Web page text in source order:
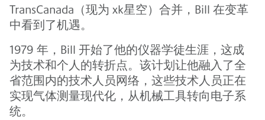
TransCanada（现为 xk星空）合并，Bill 在变革
中看到了机遇。
1979 年，Bill 开始了他的仪器学徒生涯，这成
为技术和个人的转折点。该计划让他融入了全
省范围内的技术人员网络，这些技术人员正在
实现气体测量现代化，从机械工具转向电子系
统。